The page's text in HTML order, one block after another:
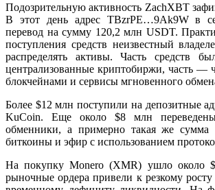
Подозрительную активность ZachXBT
В этот день адрес TBzrPE…9Ak9W в
перевод на сумму 120,2 млн USDT.
поступления средств неизвестный
распределять активы. Часть средств
централизованные криптобиржи, часть —
блокчейнами и сервисы мгновенного
Более $12 млн поступили на депозитные
KuCoin. Еще около $8 млн переведены
обменники, а примерно такая же сумма
биткоины и эфир с использованием
На покупку Monero (XMR) ушло около
рыночные ордера привели к резкому